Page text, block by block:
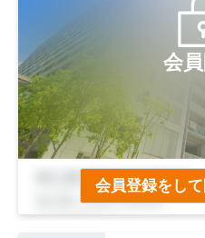
会
会員登録をし